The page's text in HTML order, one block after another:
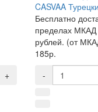
+
CASVAA
Бесплатно
пределах МКАД
рублей. (от
185р.
-